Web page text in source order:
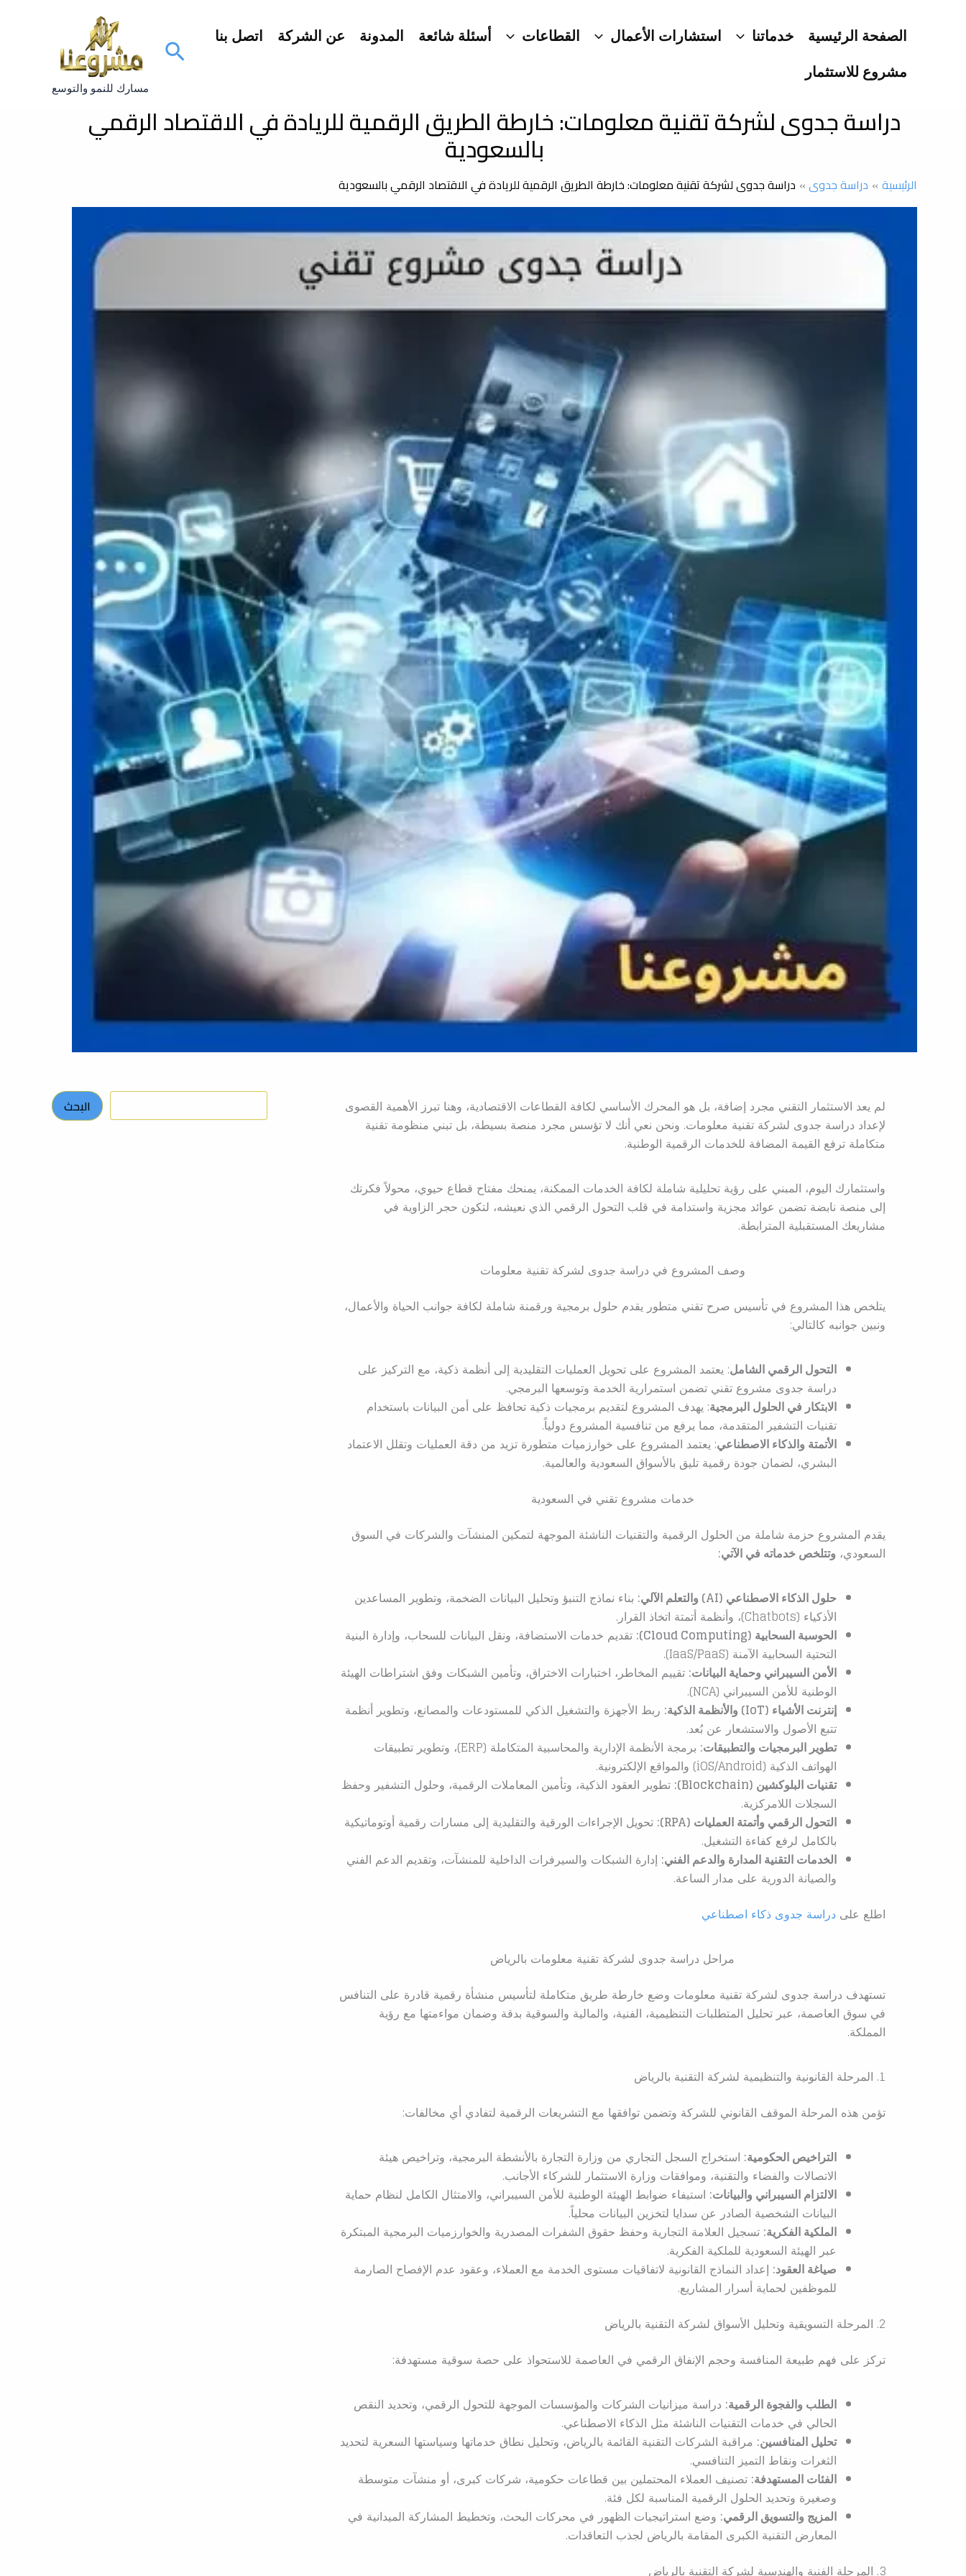
الصفحة الرئيسية خدماتنا استشارات الأعمال القطاعات أسئلة شائعة المدونة عن الشركة
اتصل بنا
مشروع للاستثمار
البحث
مسارك للنمو والتوسع
دراسة جدوى لشركة تقنية معلومات: خارطة الطريق الرقمية للريادة في الاقتصاد الرقمي
بالسعودية
الرئيسية دراسة جدوى دراسة جدوى لشركة تقنية معلومات: خارطة الطريق الرقمية للريادة في الاقتصاد الرقمي بالسعودية
لم يعد الاستثمار التقني مجرد إضافة، بل هو المحرك الأساسي لكافة القطاعات الاقتصادية، وهنا تبرز الأهمية القصوى
لإعداد دراسة جدوى لشركة تقنية معلومات. ونحن نعي أنك لا تؤسس مجرد منصة بسيطة، بل تبني منظومة تقنية
متكاملة ترفع القيمة المضافة للخدمات الرقمية الوطنية.
واستثمارك اليوم، المبني على رؤية تحليلية شاملة لكافة الخدمات الممكنة، يمنحك مفتاح قطاع حيوي، محولاً فكرتك
إلى منصة نابضة تضمن عوائد مجزية واستدامة في قلب التحول الرقمي الذي نعيشه، لتكون حجر الزاوية في
مشاريعك المستقبلية المترابطة.
وصف المشروع في دراسة جدوى لشركة تقنية معلومات
يتلخص هذا المشروع في تأسيس صرح تقني متطور يقدم حلول برمجية ورقمنة شاملة لكافة جوانب الحياة والأعمال،
ونبين جوانبه كالتالي:
التحول الرقمي الشامل: يعتمد المشروع على تحويل العمليات التقليدية إلى أنظمة ذكية، مع التركيز على
دراسة جدوى مشروع تقني تضمن استمرارية الخدمة وتوسعها البرمجي.
الابتكار في الحلول البرمجية: يهدف المشروع لتقديم برمجيات ذكية تحافظ على أمن البيانات باستخدام
تقنيات التشفير المتقدمة، مما يرفع من تنافسية المشروع دولياً.
الأتمتة والذكاء الاصطناعي: يعتمد المشروع على خوارزميات متطورة تزيد من دقة العمليات وتقلل الاعتماد
البشري، لضمان جودة رقمية تليق بالأسواق السعودية والعالمية.
خدمات مشروع تقني في السعودية
يقدم المشروع حزمة شاملة من الحلول الرقمية والتقنيات الناشئة الموجهة لتمكين المنشآت والشركات في السوق
السعودي، وتتلخص خدماته في الآتي:
حلول الذكاء الاصطناعي (AI) والتعلم الآلي:
بناء نماذج التنبؤ وتحليل البيانات الضخمة، وتطوير المساعدين
الأذكياء (Chatbots)، وأنظمة أتمتة اتخاذ القرار.
الحوسبة السحابية (Cloud Computing):
تقديم خدمات الاستضافة، ونقل البيانات للسحاب، وإدارة البنية
التحتية السحابية الآمنة (IaaS/PaaS).
الأمن السيبراني وحماية البيانات: تقييم المخاطر، اختبارات الاختراق، وتأمين الشبكات وفق اشتراطات الهيئة
الوطنية للأمن السيبراني (NCA).
إنترنت الأشياء (IoT) والأنظمة الذكية:
ربط الأجهزة والتشغيل الذكي للمستودعات والمصانع، وتطوير أنظمة
تتبع الأصول والاستشعار عن بُعد.
تطوير البرمجيات والتطبيقات:
برمجة الأنظمة الإدارية والمحاسبية المتكاملة (ERP)، وتطوير تطبيقات
الهواتف الذكية (iOS/Android) والمواقع الإلكترونية.
تقنيات البلوكشين (Blockchain):
تطوير العقود الذكية، وتأمين المعاملات الرقمية، وحلول التشفير وحفظ
السجلات اللامركزية.
التحول الرقمي وأتمتة العمليات (RPA):
تحويل الإجراءات الورقية والتقليدية إلى مسارات رقمية أوتوماتيكية
بالكامل لرفع كفاءة التشغيل.
الخدمات التقنية المدارة والدعم الفني: إدارة الشبكات والسيرفرات الداخلية للمنشآت، وتقديم الدعم الفني
والصيانة الدورية على مدار الساعة.
اطلع على دراسة جدوى ذكاء اصطناعي
مراحل دراسة جدوى لشركة تقنية معلومات بالرياض
تستهدف دراسة جدوى لشركة تقنية معلومات وضع خارطة طريق متكاملة لتأسيس منشأة رقمية قادرة على التنافس
في سوق العاصمة، عبر تحليل المتطلبات التنظيمية، الفنية، والمالية والسوقية بدقة وضمان مواءمتها مع رؤية
المملكة.
1. المرحلة القانونية والتنظيمية لشركة التقنية بالرياض
تؤمن هذه المرحلة الموقف القانوني للشركة وتضمن توافقها مع التشريعات الرقمية لتفادي أي مخالفات:
التراخيص الحكومية: استخراج السجل التجاري من وزارة التجارة بالأنشطة البرمجية، وتراخيص هيئة
الاتصالات والفضاء والتقنية، وموافقات وزارة الاستثمار للشركاء الأجانب.
الالتزام السيبراني والبيانات: استيفاء ضوابط الهيئة الوطنية للأمن السيبراني، والامتثال الكامل لنظام حماية
البيانات الشخصية الصادر عن سدايا لتخزين البيانات محلياً.
الملكية الفكرية: تسجيل العلامة التجارية وحفظ حقوق الشفرات المصدرية والخوارزميات البرمجية المبتكرة
عبر الهيئة السعودية للملكية الفكرية.
صياغة العقود: إعداد النماذج القانونية لاتفاقيات مستوى الخدمة مع العملاء، وعقود عدم الإفصاح الصارمة
للموظفين لحماية أسرار المشاريع.
2. المرحلة التسويقية وتحليل الأسواق لشركة التقنية بالرياض
تركز على فهم طبيعة المنافسة وحجم الإنفاق الرقمي في العاصمة للاستحواذ على حصة سوقية مستهدفة:
الطلب والفجوة الرقمية: دراسة ميزانيات الشركات والمؤسسات الموجهة للتحول الرقمي، وتحديد النقص
الحالي في خدمات التقنيات الناشئة مثل الذكاء الاصطناعي.
تحليل المنافسين: مراقبة الشركات التقنية القائمة بالرياض، وتحليل نطاق خدماتها وسياستها السعرية لتحديد
الثغرات ونقاط التميز التنافسي.
الفئات المستهدفة: تصنيف العملاء المحتملين بين قطاعات حكومية، شركات كبرى، أو منشآت متوسطة
وصغيرة وتحديد الحلول الرقمية المناسبة لكل فئة.
المزيج والتسويق الرقمي: وضع استراتيجيات الظهور في محركات البحث، وتخطيط المشاركة الميدانية في
المعارض التقنية الكبرى المقامة بالرياض لجذب التعاقدات.
3. المرحلة الفنية والهندسية لشركة التقنية بالرياض
البحث